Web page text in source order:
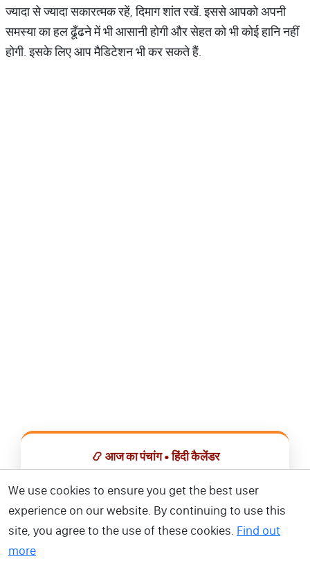
ज्यादा से ज्यादा सकारत्मक रहें, दिमाग शांत रखें. इससे आपको अपनी
समस्या का हल ढूँढने में भी आसानी होगी और सेहत को भी कोई हानि नहीं
होगी. इसके लिए आप मैडिटेशन भी कर सकते हैं.
📿 आज का पंचांग • हिंदी कैलेंडर
📅 हिंदी कैलेंडर ऐप डाउनलोड करें
We use cookies to ensure you get the best user
experience on our website. By continuing to use this
site, you agree to the use of these cookies. Find out
more